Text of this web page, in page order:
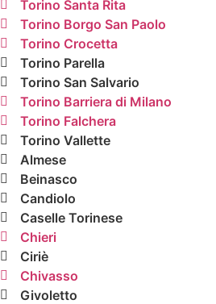
Torino Santa Rita
Torino Borgo San Paolo
Torino Crocetta
Torino Parella
Torino San Salvario
Torino Barriera di Milano
Torino Falchera
Torino Vallette
Almese
Beinasco
Candiolo
Caselle Torinese
Chieri
Ciriè
Chivasso
Givoletto